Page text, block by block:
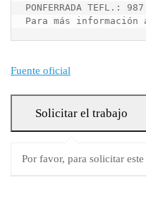
PONFERRADA TEFL.:
Para más
Fuente oficial
Por favor, para solicitar